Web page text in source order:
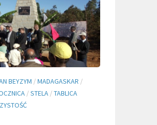
BEYZYM /MADAGASKAR /
/STELA /TABLICA